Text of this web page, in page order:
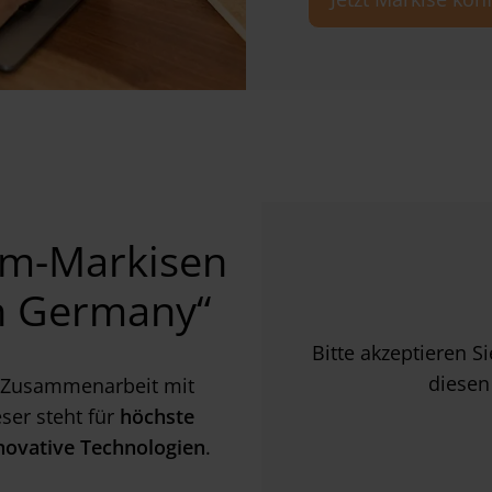
Bitte akzeptieren
Markisen
mit
steht für höchste
Technologien.